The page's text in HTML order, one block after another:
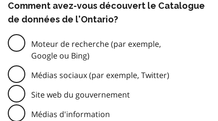
Comment avez-vous découvert le Catalogue
de données de l'Ontario?
Moteur de recherche (par exemple,
Google ou Bing)
Médias sociaux (par exemple, Twitter)
Site web du gouvernement
Médias d'information